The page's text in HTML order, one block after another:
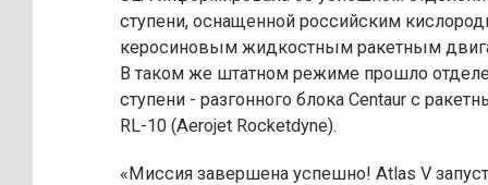
ступени, оснащенной российским
керосиновым жидкостным ракетным
В таком же штатном режиме прошло
ступени - разгонного блока Centaur с
RL-10 (Aerojet Rocketdyne).
«Миссия завершена успешно! Atlas V